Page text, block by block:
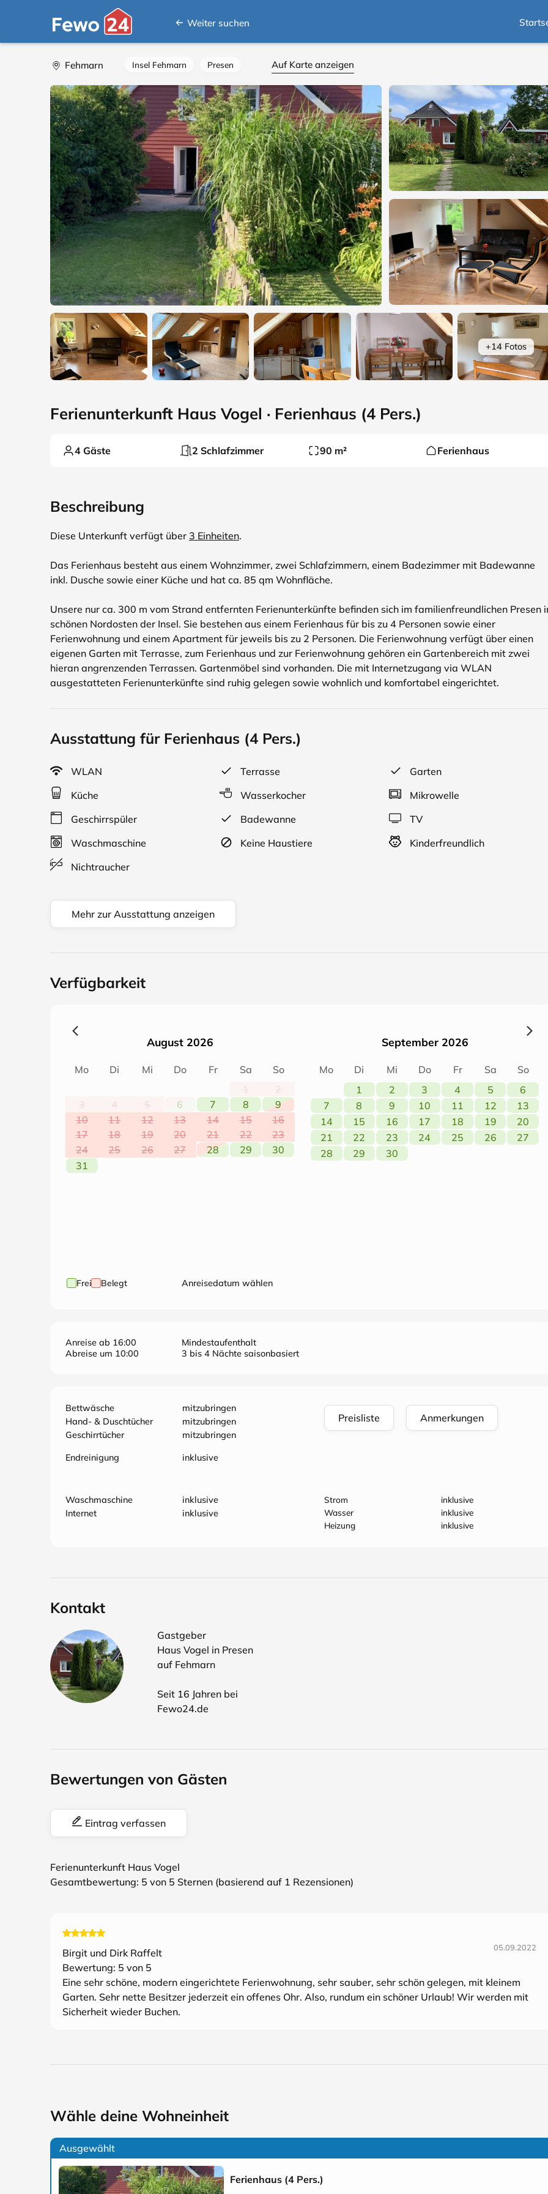
Weiter suchen
Fehmarn Insel Fehmarn Presen Auf Karte anzeigen
+14 Fotos
Ferienunterkunft Haus Vogel · Ferienhaus (4 Pers.)
4 Gäste 2 Schlafzimmer 90 m² Ferienhaus
Beschreibung
Diese Unterkunft verfügt über 3 Einheiten.
Das Ferienhaus besteht aus einem Wohnzimmer, zwei Schlafzimmern, einem Badezimmer mit Badewanne
inkl. Dusche sowie einer Küche und hat ca. 85 qm Wohnfläche.
Unsere nur ca. 300 m vom Strand entfernten Ferienunterkünfte befinden sich im familienfreundlichen Presen
schönen Nordosten der Insel. Sie bestehen aus einem Ferienhaus für bis zu 4 Personen sowie einer
Ferienwohnung und einem Apartment für jeweils bis zu 2 Personen. Die Ferienwohnung verfügt über einen
eigenen Garten mit Terrasse, zum Ferienhaus und zur Ferienwohnung gehören ein Gartenbereich mit zwei
hieran angrenzenden Terrassen. Gartenmöbel sind vorhanden. Die mit Internetzugang via WLAN
ausgestatteten Ferienunterkünfte sind ruhig gelegen sowie wohnlich und komfortabel eingerichtet.
Ausstattung für Ferienhaus (4 Pers.)
WLAN Terrasse
Garten
Küche
Wasserkocher
Mikrowelle
Geschirrspüler
Badewanne
TV
Waschmaschine
Keine Haustiere
Kinderfreundlich
Nichtraucher
Mehr zur Ausstattung anzeigen
Verfügbarkeit
August 2026
Mo Di Mi Do Fr Sa
So
1
2
3
4 5 6 7 8
9
10
11 12 13 14 15
16
17
18 19 20 21 22
23
24
25 26 27 28 29
30
31
September 2026
Mo Di Mi Do Fr Sa
So
1
2 3 4 5
6
7
8 9 10 11 12
13
14
15 16 17 18 19
20
21
22 23 24 25 26
27
28
29 30
Frei Belegt Anreisedatum wählen
Anreise ab 16:00
Abreise um 10:00
Mindestaufenthalt
3 bis 4 Nächte saisonbasiert
Bettwäsche
mitzubringen
Hand- & Duschtücher
mitzubringen
Geschirrtücher
mitzubringen
Endreinigung inklusive
Preisliste Anmerkungen
Waschmaschine
inklusive
Internet
inklusive
Strom
inklusive
Wasser
inklusive
Heizung
inklusive
Kontakt
Gastgeber
Haus Vogel in Presen
auf Fehmarn
Seit 16 Jahren bei
Fewo24.de
Bewertungen von Gästen
Eintrag verfassen
Ferienunterkunft Haus Vogel
Gesamtbewertung: 5 von 5 Sternen (basierend auf 1 Rezensionen)
Birgit und Dirk Raffelt 05.09.2022
Bewertung: 5 von 5
Eine sehr schöne, modern eingerichtete Ferienwohnung, sehr sauber, sehr schön gelegen, mit kleinem
Garten. Sehr nette Besitzer jederzeit ein offenes Ohr. Also, rundum ein schöner Urlaub! Wir werden mit
Sicherheit wieder Buchen.
Wähle deine Wohneinheit
Ausgewählt
Ferienhaus (4 Pers.)